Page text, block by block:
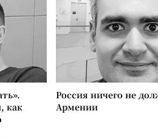
как
Россия ничего не
Армении